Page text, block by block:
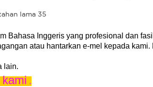
Bahasa Inggeris yang profesional dan
atau hantarkan e-mel kepada
lain.
.